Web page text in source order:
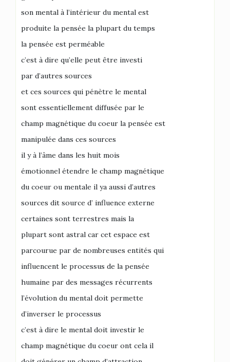
son mental à l’intérieur du mental est
produite la pensée la plupart du temps
la pensée est perméable
c’est à dire qu’elle peut être investi
par d’autres sources
et ces sources qui pénètre le mental
sont essentiellement diffusée par le
champ magnétique du coeur la pensée est
manipulée dans ces sources
il y à l’âme dans les huit mois
émotionnel étendre le champ magnétique
du coeur ou mentale il ya aussi d’autres
sources dit source d’ influence externe
certaines sont terrestres mais la
plupart sont astral car cet espace est
parcourue par de nombreuses entités qui
influencent le processus de la pensée
humaine par des messages récurrents
l’évolution du mental doit permette
d’inverser le processus
c’est à dire le mental doit investir le
champ magnétique du coeur ont cela il